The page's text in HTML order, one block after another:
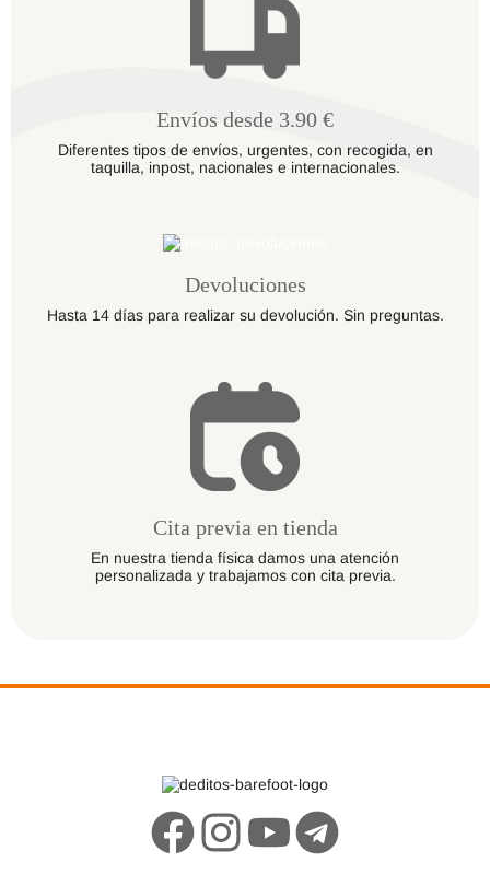
Envíos desde 3.90 €
Diferentes tipos de envíos, urgentes, con recogida, en
taquilla, inpost, nacionales e internacionales.
Devoluciones
Hasta 14 días para realizar su devolución. Sin preguntas.
Cita previa en tienda
En nuestra tienda física damos una atención
personalizada y trabajamos con cita previa.